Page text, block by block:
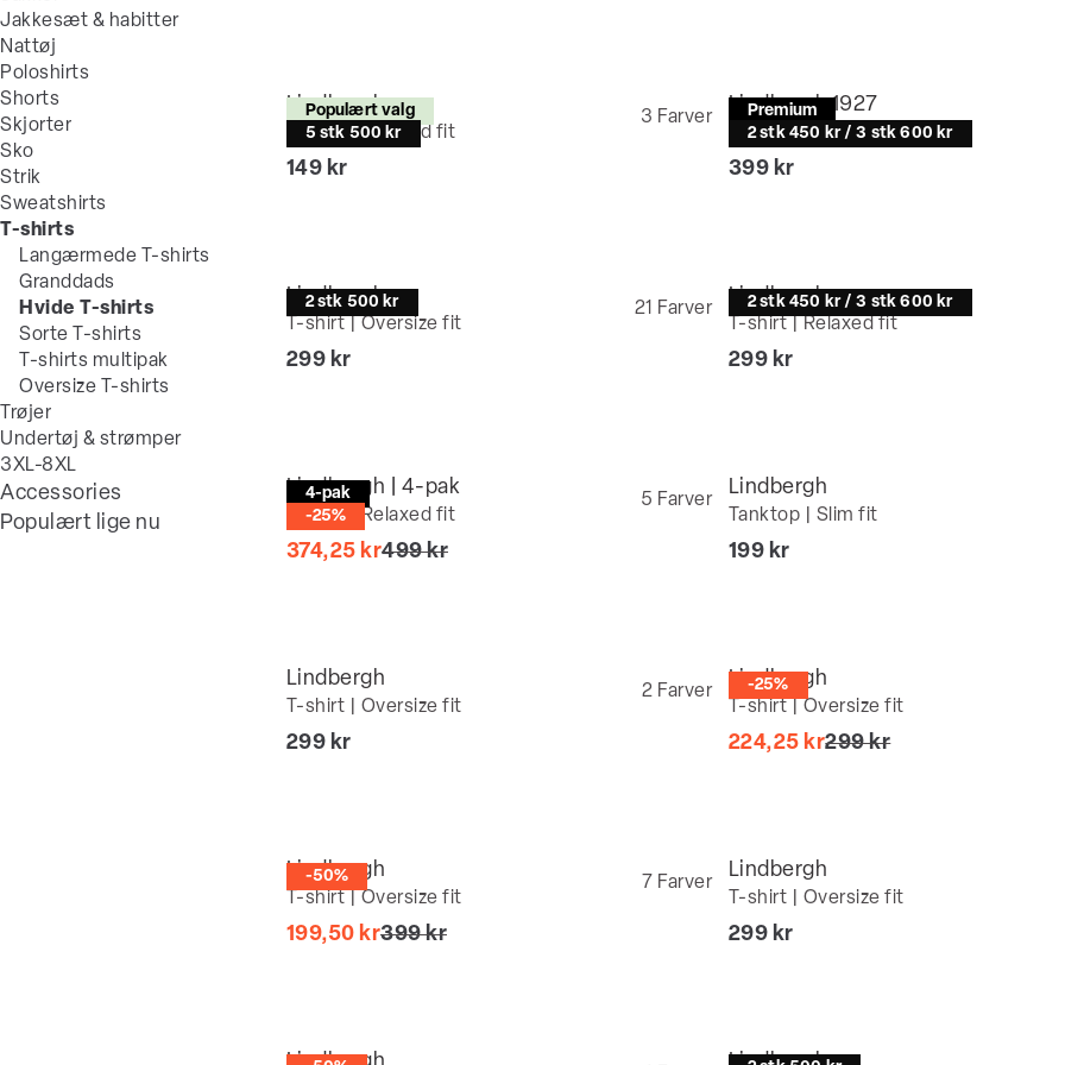
Jakkesæt & habitter
Nattøj
Poloshirts
Shorts
Skjorter
Sko
Strik
Sweatshirts
T-shirts
Langærmede T-shirts
Granddads
Hvide T-shirts
Sorte T-shirts
T-shirts multipak
Oversize T-shirts
Trøjer
Undertøj & strømper
3XL-8XL
Accessories
Populært lige nu
Populært valg
5 stk 500 kr
Lindbergh
T-shirt | Relaxed fit
3 Farver
I alt (inkl. rabat)
149 kr
Premium
2 stk 450 kr / 3 stk 600 kr
Lindbergh 1927
T-shirt | Relaxed fit
I alt (inkl. rabat)
399 kr
2 stk 500 kr
Lindbergh
T-shirt | Oversize fit
21 Farver
I alt (inkl. rabat)
299 kr
2 stk 450 kr / 3 stk 600 kr
Lindbergh
T-shirt | Relaxed fit
I alt (inkl. rabat)
299 kr
4-pak
-25%
Lindbergh | 4-pak
T-shirt | Relaxed fit
5 Farver
374,25 krI alt (uden rabat)
499 kr
Lindbergh
Tanktop | Slim fit
I alt (inkl. rabat)
199 kr
Lindbergh
T-shirt | Oversize fit
2 Farver
I alt (inkl. rabat)
299 kr
-25%
Lindbergh
T-shirt | Oversize fit
224,25 krI alt (uden rabat)
299 kr
-50%
Lindbergh
T-shirt | Oversize fit
7 Farver
199,50 krI alt (uden rabat)
399 kr
Lindbergh
T-shirt | Oversize fit
I alt (inkl. rabat)
299 kr